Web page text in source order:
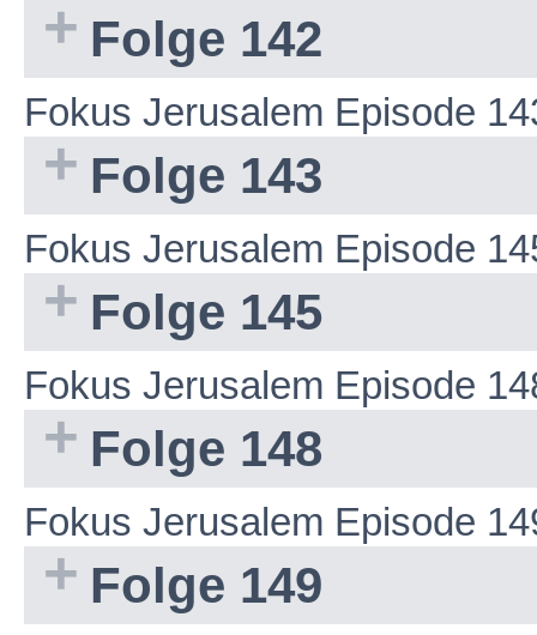
Folge 142
Fokus Jerusalem Episode
Folge 143
Fokus Jerusalem Episode
Folge 145
Fokus Jerusalem Episode
Folge 148
Fokus Jerusalem Episode
Folge 149